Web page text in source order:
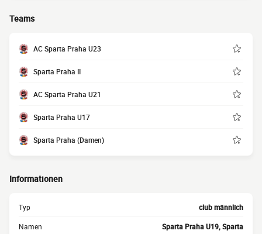
Teams
AC Sparta Praha U23
Sparta Praha II
AC Sparta Praha U21
Sparta Praha U17
Sparta Praha (Damen)
Informationen
Typ club männlich
Namen Sparta Praha U19, Sparta